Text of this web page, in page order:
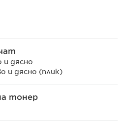
и дясно
и дясно (плик)
тонер